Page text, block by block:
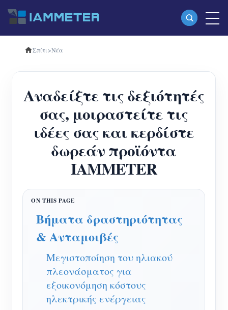
Προϊόντα
(WEM3080)
Τριφασικός μετρητής ενέργειας Wi-Fi
(WEM3080T)
Τριφασικός μετρητής ενέργειας Wi-Fi
(WEM3046T)
Ελεγκτής ισχύος WiFi
Υπηρεσία αυτο-φιλοξενίας
Φορτιστής EV
Σπίτι>Νέα
Αναδείξτε τις δεξιότητές
σας, μοιραστείτε τις
ιδέες σας και κερδίστε
δωρεάν προϊόντα
IAMMETER
Βήματα δραστηριότητας
& Ανταμοιβές
Μεγιστοποίηση του ηλιακού
πλεονάσματος για
εξοικονόμηση κόστους
ηλεκτρικής ενέργειας